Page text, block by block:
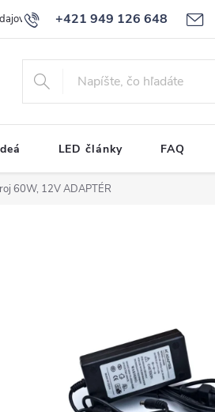
+421 949 126 648
Reklamačný poriadok
LED články FAQ
60W, 12V ADAPTÉR